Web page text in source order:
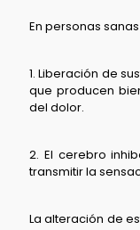
En personas
1. Liberación de
que producen
del dolor.
2. El cerebro
transmitir la
La alteración de